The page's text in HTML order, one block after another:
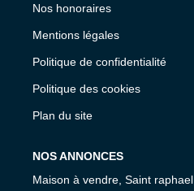
Nos honoraires
Mentions légales
Politique de confidentialité
Politique des cookies
Plan du site
NOS ANNONCES
Maison à vendre, Saint raphael